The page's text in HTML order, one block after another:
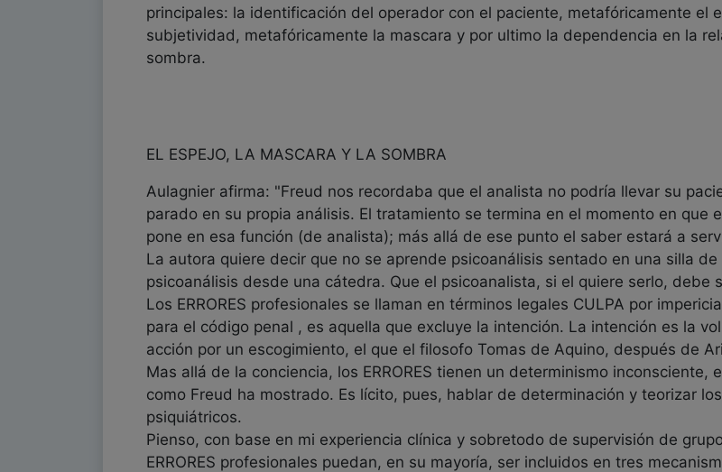
principales: la identificación del operador con el paciente, metafóricamente el
subjetividad, metafóricamente la mascara y por ultimo la dependencia en la
sombra.
EL ESPEJO, LA MASCARA Y LA SOMBRA
Aulagnier afirma: "Freud nos recordaba que el analista no podría llevar su
parado en su propia análisis. El tratamiento se termina en el momento en que
pone en esa función (de analista); más allá de ese punto el saber estará a
La autora quiere decir que no se aprende psicoanálisis sentado en una silla
psicoanálisis desde una cátedra. Que el psicoanalista, si el quiere serlo, debe
Los ERRORES profesionales se llaman en términos legales CULPA por
para el código penal , es aquella que excluye la intención. La intención es la
acción por un escogimiento, el que el filosofo Tomas de Aquino, después de
Mas allá de la conciencia, los ERRORES tienen un determinismo
como Freud ha mostrado. Es lícito, pues, hablar de determinación y teorizar
psiquiátricos.
Pienso, con base en mi experiencia clínica y sobretodo de supervisión de
ERRORES profesionales puedan, en su mayoría, ser incluidos en tres